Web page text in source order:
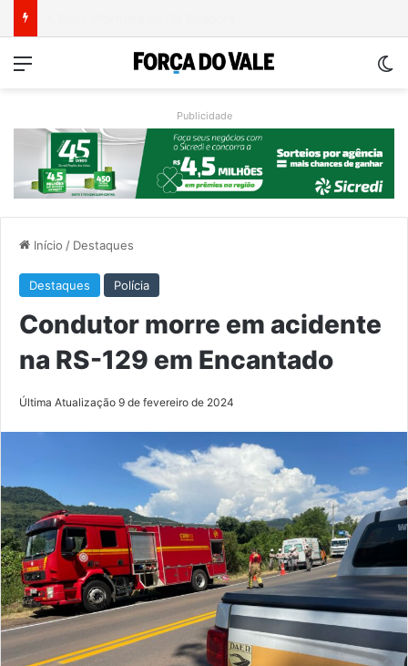
Menu
Publicidade
Início / Destaques
Destaques Polícia
Condutor morre em acidente
na RS-129 em Encantado
Última Atualização 9 de fevereiro de 2024